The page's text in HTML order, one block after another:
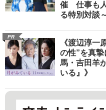
催 仕事も
る特別対談
PR
《渡辺淳一
の性”を真
馬・吉田羊
いる』》